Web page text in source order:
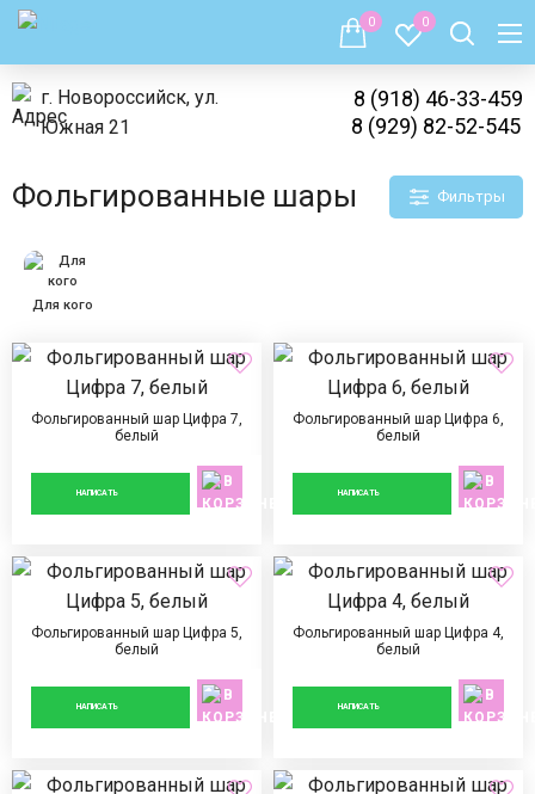
8 (918) 46-33-459
8 (929) 82-52-545
г. Новороссийск, ул.
Южная 21
0
0
Фольгированные шары
Для кого
Фильтры
Фольгированный шар Цифра 7,
белый
890 ₽
НАПИСАТЬ
Фольгированный шар Цифра 6,
белый
890 ₽
НАПИСАТЬ
Фольгированный шар Цифра 5,
белый
890 ₽
НАПИСАТЬ
Фольгированный шар Цифра 4,
белый
890 ₽
НАПИСАТЬ